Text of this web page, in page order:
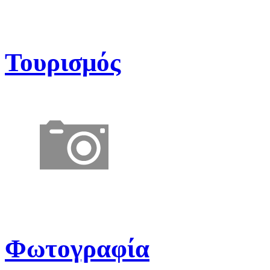
Τουρισμός
Φωτογραφία